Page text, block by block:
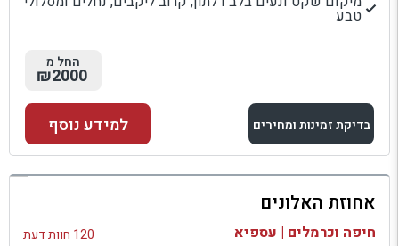
טבע
החל מ
₪2000
בדיקת זמינות ומחירים
למתחם זה
בדיקת זמינות ומחירים
למידע נוסף
אחוזת האלונים
חיפה וכרמלים | עספיא 120 חוות דעת